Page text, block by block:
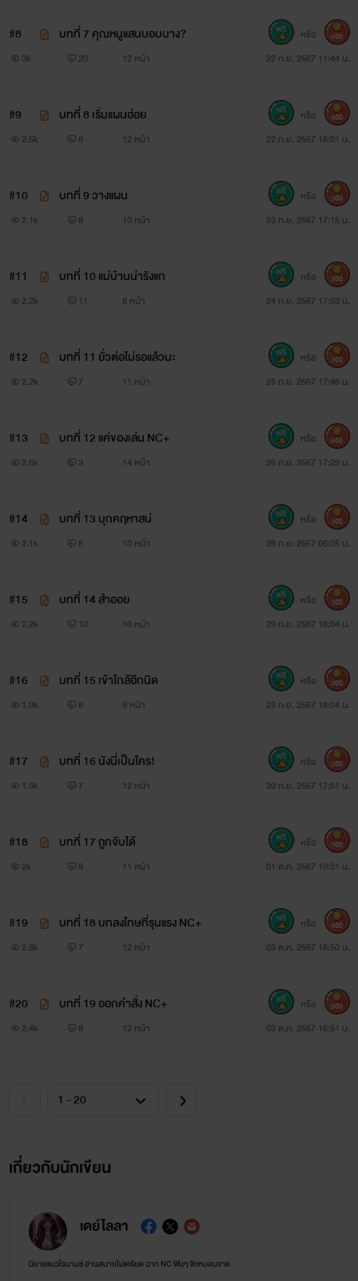
#8 บทที่ 7 คุณหนูแสนบอบบาง?
3k 20 12 หน้า 22 ก.ย. 2567 11:44 น.
หรือ 400
#9 บทที่ 8 เริ่มแผนอ่อย
2.5k 8 12 หน้า 22 ก.ย. 2567 18:01 น.
หรือ 400
#10 บทที่ 9 วางแผน
2.1k 8 10 หน้า 23 ก.ย. 2567 17:15 น.
หรือ 300
#11 บทที่ 10 แม่บ้านน่ารังแก
2.2k 11 8 หน้า 24 ก.ย. 2567 17:03 น.
หรือ 300
#12 บทที่ 11 ยั่วต่อไม่รอแล้วนะ
2.2k 7 11 หน้า 25 ก.ย. 2567 17:46 น.
หรือ 300
#13 บทที่ 12 แค่ของเล่น NC+
2.6k 3 14 หน้า 26 ก.ย. 2567 17:29 น.
หรือ 500
#14 บทที่ 13 บุกคฤหาสน์
2.1k 8 10 หน้า 28 ก.ย. 2567 06:05 น.
หรือ 300
#15 บทที่ 14 สำออย
2.2k 10 10 หน้า 29 ก.ย. 2567 18:04 น.
หรือ 300
#16 บทที่ 15 เข้าใกล้อีกนิด
1.9k 8 9 หน้า 29 ก.ย. 2567 18:04 น.
หรือ 300
#17 บทที่ 16 นังนี่เป็นใคร!
1.9k 7 12 หน้า 30 ก.ย. 2567 17:51 น.
หรือ 300
#18 บทที่ 17 ถูกจับได้
2k 8 11 หน้า 01 ต.ค. 2567 19:31 น.
หรือ 300
#19 บทที่ 18 บทลงโทษที่รุนแรง NC+
2.8k 7 12 หน้า 03 ต.ค. 2567 16:50 น.
หรือ 400
#20 บทที่ 19 ออกคำสั่ง NC+
2.4k 8 12 หน้า 03 ต.ค. 2567 16:51 น.
หรือ 500
เกี่ยวกับนักเขียน
เดย์ไลลา
นิยายแนวโรมานซ์ อ่านสบายไม่เครียด ฉาก NC ฟินๆ จิกหมอนขาด